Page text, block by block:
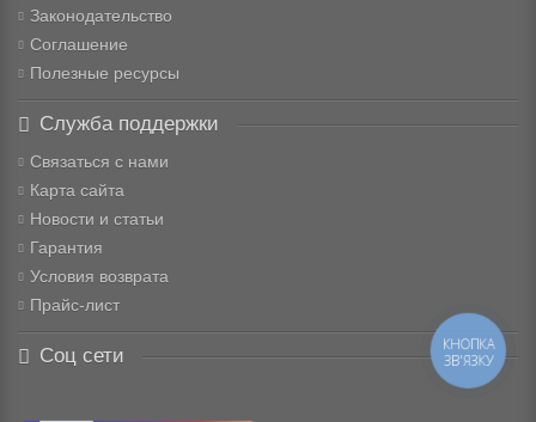
Законодательство
Соглашение
Полезные ресурсы
Служба поддержки
Связаться с нами
Карта сайта
Новости и статьи
Гарантия
Условия возврата
Прайс-лист
Соц сети
КНОПКА
ЗВ'ЯЗКУ